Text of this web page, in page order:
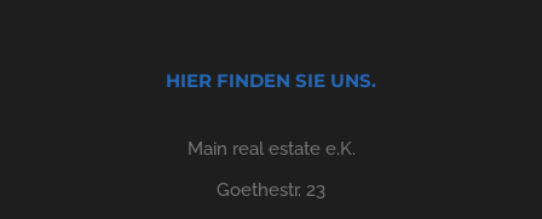
HIER FINDEN SIE UNS.
Main real estate e.K.
Goethestr. 23